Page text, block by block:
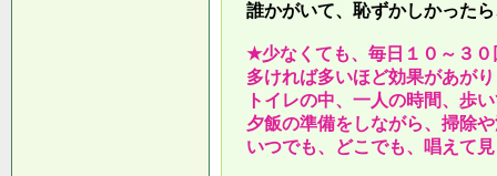
誰かがいて、恥ずかしかった
★少なくても、毎日１０～３０
多ければ多いほど効果があが
トイレの中、一人の時間、歩
夕飯の準備をしながら、掃除
いつでも、どこでも、唱えて